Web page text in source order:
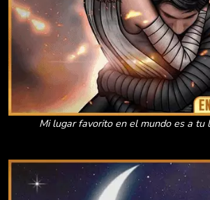
Mi lugar favorito en el mundo es a tu